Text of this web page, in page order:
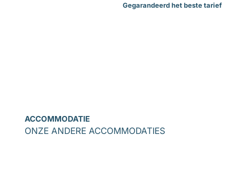
Gegarandeerd het beste tarief
ACCOMMODATIE
ONZE ANDERE ACCOMMODATIES